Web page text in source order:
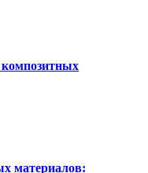
композитных
материалов: